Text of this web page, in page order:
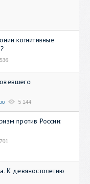
когнитивные
5 144
против России:
К девяностолетию